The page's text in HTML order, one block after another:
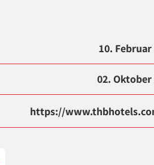
10. Februar
02. Oktober
https://